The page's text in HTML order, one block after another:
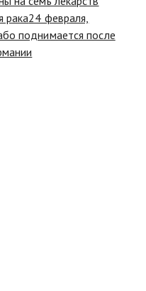
рака24 февраля,
поднимается после